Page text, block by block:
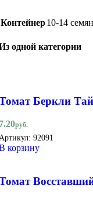
Контейнер10-14
одной категории
Беркли
руб.
92091
корзину